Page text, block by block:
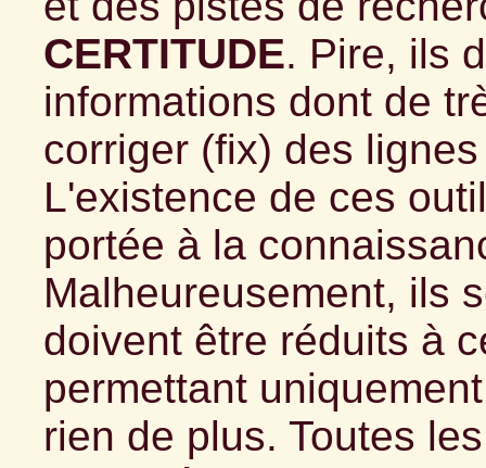
CERTITUDE. Pire, ils
informations dont de
corriger (fix) des
L'existence de ces
portée à la
Malheureusement, ils
doivent être réduits à
permettant
rien de plus. Toutes